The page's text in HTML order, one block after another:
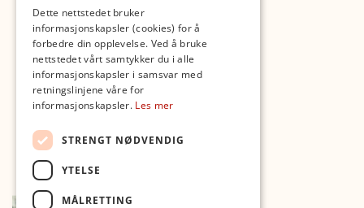
Dette nettstedet bruker
informasjonskapsler (cookies) for å
forbedre din opplevelse. Ved å bruke
nettstedet vårt samtykker du i alle
informasjonskapsler i samsvar med
retningslinjene våre for
informasjonskapsler. Les mer
STRENGT NØDVENDIG
YTELSE
MÅLRETTING